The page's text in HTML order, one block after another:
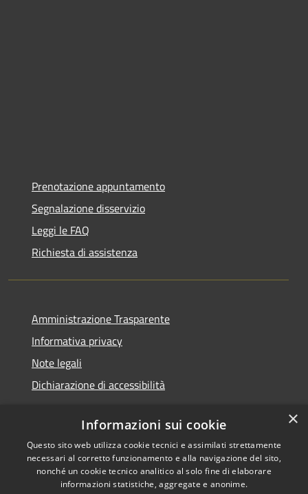
Prenotazione appuntamento
Segnalazione disservizio
Leggi le FAQ
Richiesta di assistenza
Amministrazione Trasparente
Informativa privacy
Note legali
Dichiarazione di accessibilità
RSS
Accessibilità
Copyright © 2026 • Comune di
Castelfranci • Powered by
Municipium•Accesso
×
Informazioni sui cookie
Questo sito web utilizza cookie tecnici e assimilati strettamente
necessari al corretto funzionamento e alla navigazione del sito,
nonché un cookie tecnico analitico al solo fine di elaborare
informazioni statistiche, aggregate e anonime.